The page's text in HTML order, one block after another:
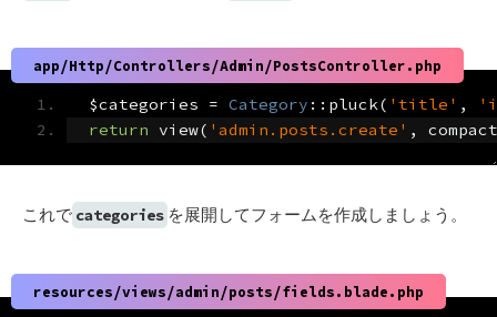
app/Http/Controllers/Admin/PostsController.php
$categories = Category :: pluck( 'title' ,
return view( 'admin.posts.create' , compact
これで categories を展開してフォームを作成しましょう。
resources/views/admin/posts/fields.blade.php